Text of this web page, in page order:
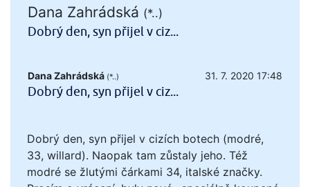
Dana Zahrádská (*..)
Dobrý den, syn přijel v ciz...
Dana Zahrádská (*..) 31. 7. 2020 17:48
Dobrý den, syn přijel v ciz...
Dobrý den, syn přijel v cizích botech (modré,
33, willard). Naopak tam zůstaly jeho. Též
modré se žlutými čárkami 34, italské značky.